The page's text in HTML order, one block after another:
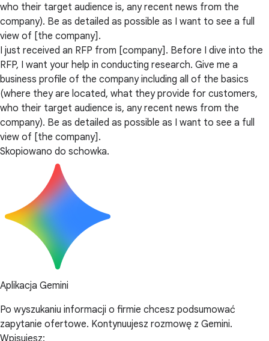
who their target audience is, any recent news from the
company). Be as detailed as possible as I want to see a full
view of [the company].
I just received an RFP from [company]. Before I dive into the
RFP, I want your help in conducting research. Give me a
business profile of the company including all of the basics
(where they are located, what they provide for customers,
who their target audience is, any recent news from the
company). Be as detailed as possible as I want to see a full
view of [the company].
Skopiowano do schowka.
Aplikacja Gemini
Po wyszukaniu informacji o firmie chcesz podsumować
zapytanie ofertowe. Kontynuujesz rozmowę z Gemini.